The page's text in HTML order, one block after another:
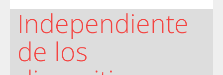
Independiente
de los